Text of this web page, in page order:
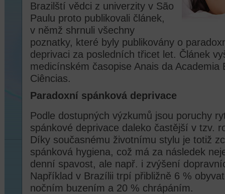
Brazilští vědci z univerzity v São
Paulu proto publikovali článek,
v němž shrnuli všechny
poznatky, které byly publikovány o
deprivaci za posledních třicet let. Článek
medicínském časopise Anais da Academia
Ciências.
Paradoxní spánková deprivace
Podle dostupných výzkumů jsou poruchy
spánkové deprivace daleko častější v tzv.
Díky současnému životnímu stylu je totiž
spánková hygiena, což má za následek
denní spavost, ale např. i zvýšení
Například v Brazílii trpí přibližně 6 %
nočním buzením a 20 % chrápáním.